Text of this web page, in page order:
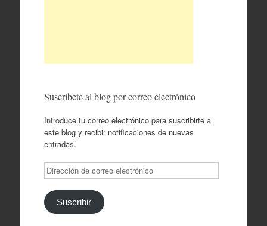
Suscríbete al blog por correo electrónico
Introduce tu correo electrónico para suscribirte a
este blog y recibir notificaciones de nuevas
entradas.
Dirección
de
correo
electrónico
Suscribir